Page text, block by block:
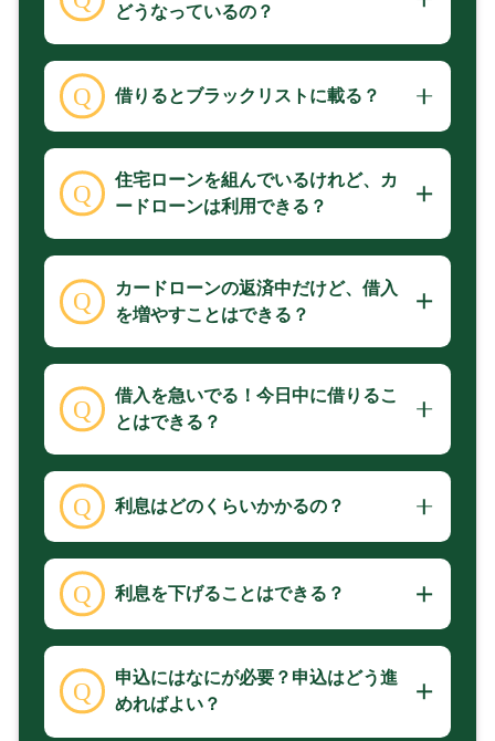
どうなっているの？
借りるとブラックリストに載る？
住宅ローンを組んでいるけれど、カ
ードローンは利用できる？
カードローンの返済中だけど、借入
を増やすことはできる？
借入を急いでる！今日中に借りるこ
とはできる？
利息はどのくらいかかるの？
利息を下げることはできる？
申込にはなにが必要？申込はどう進
めればよい？